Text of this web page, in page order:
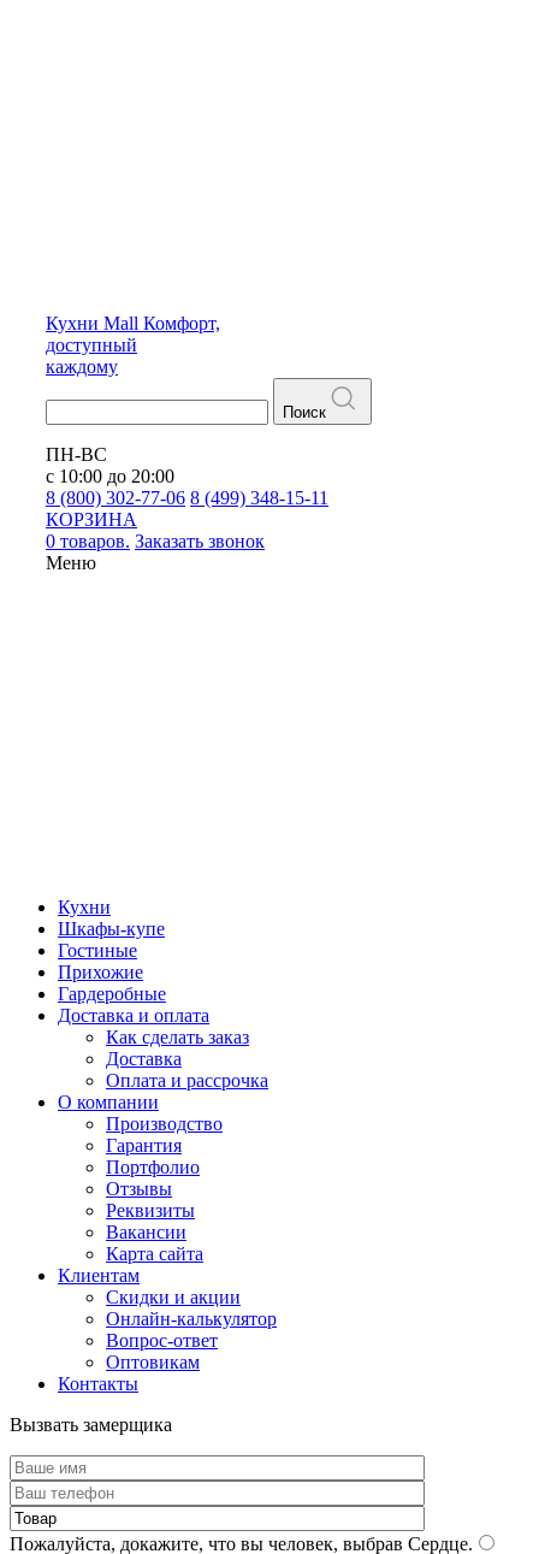
Кухни Mall Комфорт,
доступный
каждому
Поиск
ПН-ВС
с 10:00 до 20:00
8 (800) 302-77-06 8 (499) 348-15-11
КОРЗИНА
0 товаров. Заказать звонок
Меню
Кухни
Шкафы-купе
Гостиные
Прихожие
Гардеробные
Доставка и оплата
Как сделать заказ
Доставка
Оплата и рассрочка
О компании
Производство
Гарантия
Портфолио
Отзывы
Реквизиты
Вакансии
Карта сайта
Клиентам
Скидки и акции
Онлайн-калькулятор
Вопрос-ответ
Оптовикам
Контакты
Вызвать замерщика
Пожалуйста, докажите, что вы человек, выбрав Сердце.